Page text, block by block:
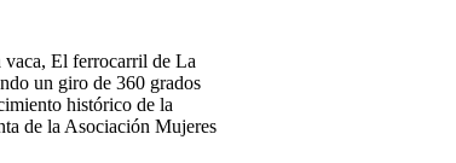
vaca, El ferrocarril de La
un giro de 360 grados
histórico de la
de la Asociación Mujeres